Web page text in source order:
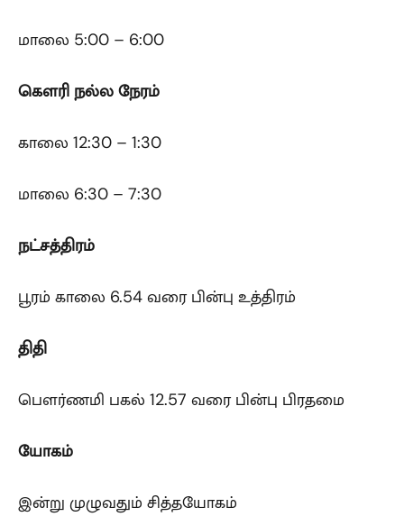
மாலை 5:00 – 6:00
கௌரி நல்ல நேரம்
காலை 12:30 – 1:30
மாலை 6:30 – 7:30
நட்சத்திரம்
பூரம் காலை 6.54 வரை பின்பு உத்திரம்
திதி
பௌர்ணமி பகல் 12.57 வரை பின்பு பிரதமை
யோகம்
இன்று முழுவதும் சித்தயோகம்